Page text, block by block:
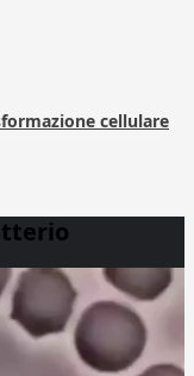
cellulare